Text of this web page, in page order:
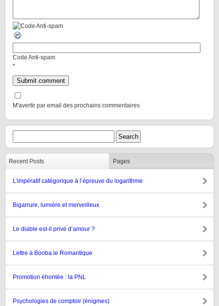
Code Anti-spam
*
M'avertir par email des prochains commentaires
Recent Posts Pages
L’impératif catégorique à l’épreuve du logarithme
Bigarrure, lumière et merveilleux
Le diable est-il privé d’amour ?
Lettre à Booba le Romantique
Promotion éhontée : la PNL
Psychologies de comptoir (énigmes)